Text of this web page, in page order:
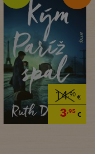
14,90€
3,95€